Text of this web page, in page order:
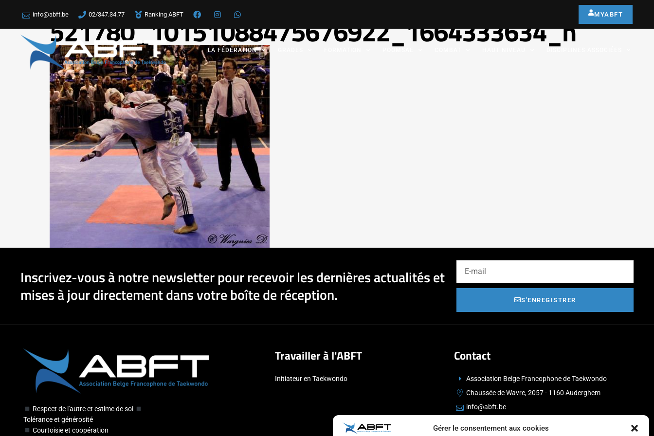
Gérer le consentement aux cookies
info@abft.be 02/347.34.77 Ranking ABFT MYABFT
LA FÉDÉRATION
521780_10151088475676922_1664333634_n
Inscrivez-vous à notre newsletter pour recevoir les dernières actualités et
mises à jour directement dans votre boîte de réception.
S'ENREGISTRER
Respect de l'autre et estime de soi
Tolérance et générosité
Courtoisie et coopération
Travailler à l'ABFT
Initiateur en Taekwondo
Contact
Association Belge Francophone de Taekwondo
Chaussée de Wavre, 2057 - 1160 Auderghem
info@abft.be